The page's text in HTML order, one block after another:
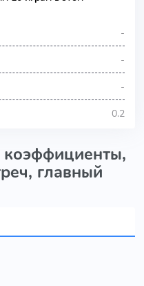
-
-
-
0.2
коэффициенты,
главный